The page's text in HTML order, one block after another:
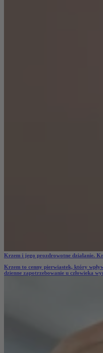
Krzem i jego prozdrowotne działanie.
Krzem to cenny pierwiastek, który
dzienne zapotrzebowanie u człowieka